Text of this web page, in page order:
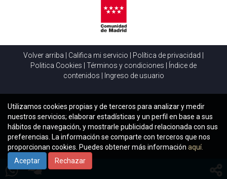
Volver arriba Califica mi servicio Política de privacidad
Politica Cookies
Términos y condiciones
Índice de
contenidos
Ingreso de usuario
Utilizamos cookies propias y de terceros para analizar y medir
nuestros servicios; elaborar estadísticas y un perfil en base a sus
hábitos de navegación, y mostrarle publicidad relacionada con sus
preferencias. La información se comparte con terceros que nos
proporcionan cookies. Puedes obtener más información aquí.
Aceptar
Rechazar